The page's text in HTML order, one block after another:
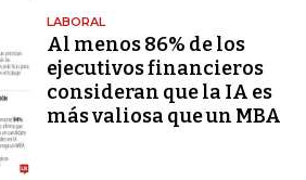
LABORAL
Al menos 86% de los
ejecutivos financieros
consideran que la IA es
más valiosa que un MBA